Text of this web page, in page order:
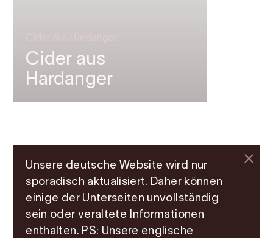
Cider aus
Hardanger
Übernachtungen in der
Nähe
Unsere deutsche Website wird nur
sporadisch aktualisiert. Daher können
einige der Unterseiten unvollständig
sein oder veraltete Informationen
enthalten. PS: Unsere englische